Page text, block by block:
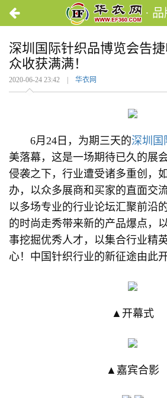
· 品
深圳国际针织品博览会告
众收获满满！
2020-06-24 23:42 | 华衣网
6月24日，为期三天的深圳国
美落幕，这是一场期待已久的展
侵袭之下，行业遭受诸多重创，
办，以众多展商和买家的直面交
以多场专业的行业论坛汇聚前沿
的时尚走秀带来新的产品爆点，
事挖掘优秀人才，以集合行业精
心！中国针织行业的新征途由此开
▲开幕式
▲嘉宾合影